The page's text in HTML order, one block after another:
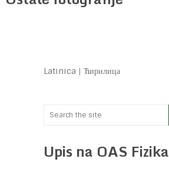
Latinica | Ћирилица
Upis na OAS Fizika